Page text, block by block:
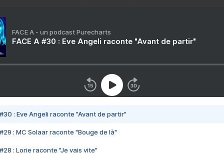
FACE A - un podcast Purecharts
FACE A #30 : Eve Angeli raconte "Avant de partir"
#30 : Eve Angeli raconte "Avant de partir"
#29 : MC Solaar raconte "Bouge de là"
#28 : Lorie raconte "Je vais vite"